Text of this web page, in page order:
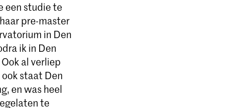
een studie te
pre-master
in Den
ik in Den
al verliep
staat Den
en was heel
te